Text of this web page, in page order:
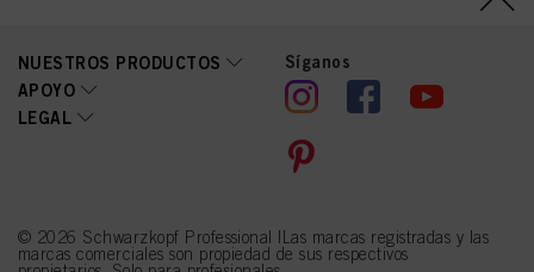
NUESTROS PRODUCTOS
APOYO
LEGAL
Síganos
© 2026 Schwarzkopf Professional |Las marcas registradas y las
marcas comerciales son propiedad de sus respectivos